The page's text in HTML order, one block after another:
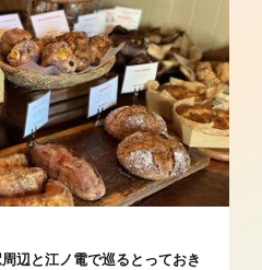
辺と江ノ電で巡るとっておき